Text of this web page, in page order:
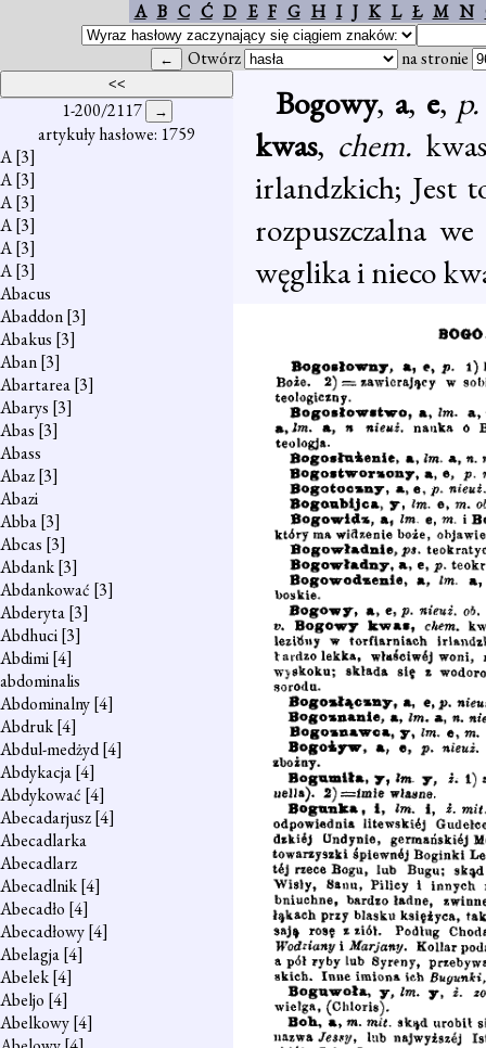
A B C Ć D E F G H I J K L Ł M N
Otwórz na stronie
1-200/2117
artykuły hasłowe: 1759
A[3]
A[3]
A[3]
A[3]
A[3]
A[3]
Abacus
Abaddon[3]
Abakus [3]
Aban[3]
Abartarea[3]
Abarys [3]
Abas [3]
Abass
Abaz[3]
Abazi
Abba[3]
Abcas [3]
Abdank[3]
Abdankować [3]
Abderyta[3]
Abdhuci[3]
Abdimi[4]
abdominalis
Abdominalny[4]
Abdruk[4]
Abdul-medżyd[4]
Abdykacja[4]
Abdykować [4]
Abecadarjusz[4]
Abecadlarka
Abecadlarz
Abecadlnik[4]
Abecadło [4]
Abecadłowy[4]
Abelagja[4]
Abelek[4]
Abeljo [4]
Abelkowy[4]
Bogowy, a, e,
kwas, chem.
irlandzkich; Jest
rozpuszczalna
węglika i nieco